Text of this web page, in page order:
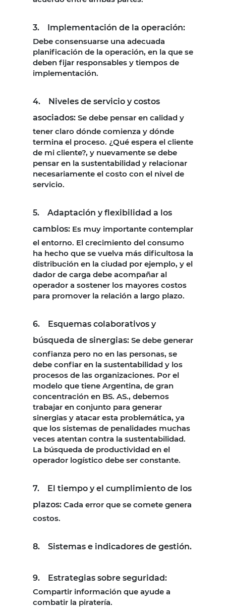
3. Implementación de la operación:
Debe consensuarse una adecuada
planificación de la operación, en la que se
deben fijar responsables y tiempos de
implementación.
4. Niveles de servicio y costos
asociados: Se debe pensar en calidad y
tener claro dónde comienza y dónde
termina el proceso. ¿Qué espera el cliente
de mi cliente?, y nuevamente se debe
pensar en la sustentabilidad y relacionar
necesariamente el costo con el nivel de
servicio.
5. Adaptación y flexibilidad a los
cambios: Es muy importante contemplar
el entorno. El crecimiento del consumo
ha hecho que se vuelva más dificultosa la
distribución en la ciudad por ejemplo, y el
dador de carga debe acompañar al
operador a sostener los mayores costos
para promover la relación a largo plazo.
6. Esquemas colaborativos y
búsqueda de sinergias: Se debe generar
confianza pero no en las personas, se
debe confiar en la sustentabilidad y los
procesos de las organizaciones. Por el
modelo que tiene Argentina, de gran
concentración en BS. AS., debemos
trabajar en conjunto para generar
sinergias y atacar esta problemática, ya
que los sistemas de penalidades muchas
veces atentan contra la sustentabilidad.
La búsqueda de productividad en el
operador logístico debe ser constante.
7. El tiempo y el cumplimiento de los
plazos: Cada error que se comete genera
costos.
8. Sistemas e indicadores de gestión.
9. Estrategias sobre seguridad:
Compartir información que ayude a
combatir la piratería.